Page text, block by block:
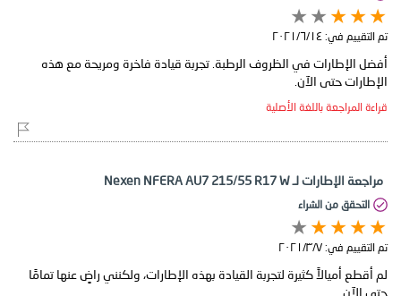
تم التقييم في: ١٤‏/٦‏/٢٠٢١
أفضل الإطارات في الظروف الرطبة. تجربة قيادة فاخرة ومريحة مع هذه
الإطارات حتى الآن.
قراءة المراجعة باللغة الأصلية
مراجعة الإطارات لـ Nexen NFERA AU7 215/55 R17 W
التحقق من الشراء
تم التقييم في: ٧‏/٣‏/٢٠٢١
لم أقطع أميالاً كثيرة لتجربة القيادة بهذه الإطارات، ولكنني راضٍ عنها تمامًا
حتى الآن.